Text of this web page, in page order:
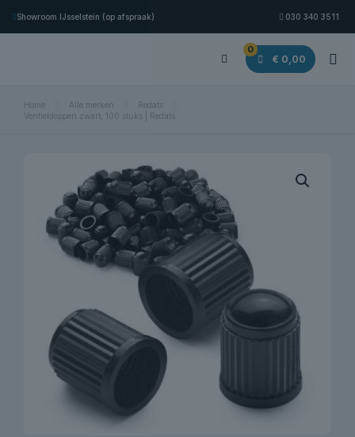
Showroom IJsselstein (op afspraak) 030 340 3511
0
€ 0,00
Home Alle merken
Redats
Ventieldoppen zwart, 100 stuks | Redats